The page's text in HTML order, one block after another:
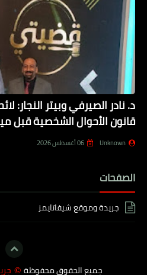
قانون الأحوال الشخصية قبل
Unknown 06 أغسطس 2026
الصفحات
جريدة وموقع شيفاتايمز
جميع الحقوق محفوظة ©